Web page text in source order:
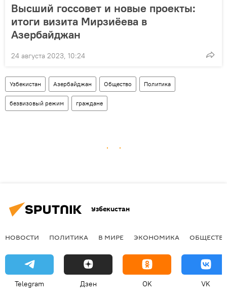
Высший госсовет и новые проекты:
итоги визита Мирзиёева в
Азербайджан
24 августа 2023, 10:24
Узбекистан Азербайджан Общество Политика
безвизовый режим граждане
Узбекистан
НОВОСТИ ПОЛИТИКА В МИРЕ ЭКОНОМИКА
Telegram Дзен OK VK